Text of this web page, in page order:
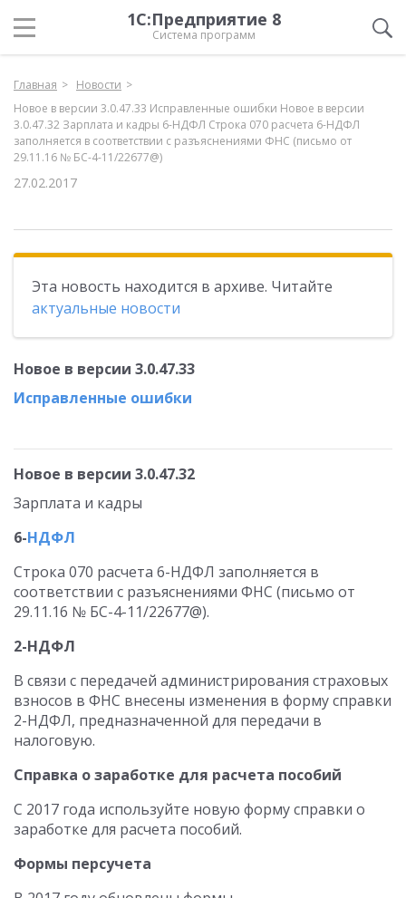
1С:Предприятие 8
Система программ
Главная
Новости
Новое в версии 3.0.47.33 Исправленные ошибки Новое в версии
3.0.47.32 Зарплата и кадры 6-НДФЛ Строка 070 расчета 6-НДФЛ
заполняется в соответствии с разъяснениями ФНС (письмо от
29.11.16 № БС-4-11/22677@)
27.02.2017
Эта новость находится в архиве. Читайте
актуальные новости
Новое в версии 3.0.47.33
Исправленные ошибки
Новое в версии 3.0.47.32
Зарплата и кадры
6-НДФЛ
Строка 070 расчета 6-НДФЛ заполняется в
соответствии с разъяснениями ФНС (письмо от
29.11.16 № БС-4-11/22677@).
2-НДФЛ
В связи с передачей администрирования страховых
взносов в ФНС внесены изменения в форму справки
2-НДФЛ, предназначенной для передачи в
налоговую.
Справка о заработке для расчета пособий
С 2017 года используйте новую форму справки о
заработке для расчета пособий.
Формы персучета